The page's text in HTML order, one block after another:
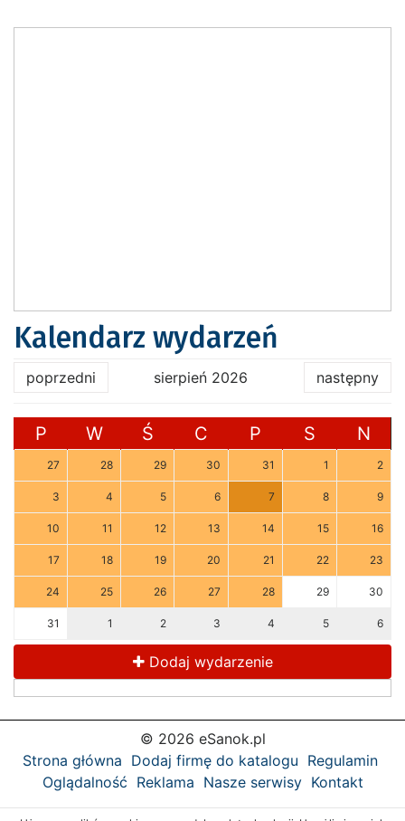
Kalendarz wydarzeń
poprzedni sierpień 2026 następny
P W Ś C P S N
27 28 29 30 31 1 2
3 4 5 6 7 8 9
10 11 12 13 14 15 16
17 18 19 20 21 22 23
24 25 26 27 28 29 30
31 1 2 3 4 5 6
Dodaj wydarzenie
© 2026 eSanok.pl
Strona główna Dodaj firmę do katalogu Regulamin
Oglądalność Reklama Nasze serwisy Kontakt